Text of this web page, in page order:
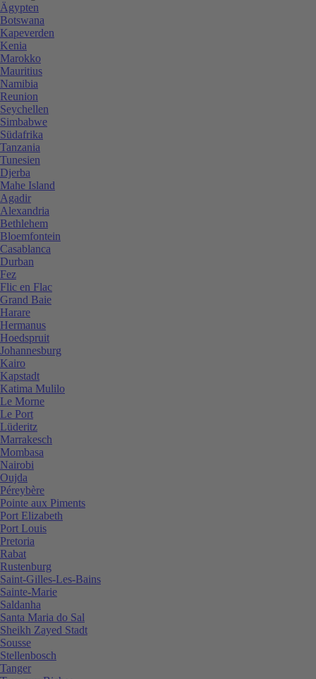
Ägypten
Botswana
Kapeverden
Kenia
Marokko
Mauritius
Namibia
Reunion
Seychellen
Simbabwe
Südafrika
Tanzania
Tunesien
Djerba
Mahe Island
Agadir
Alexandria
Bethlehem
Bloemfontein
Casablanca
Durban
Fez
Flic en Flac
Grand Baie
Harare
Hermanus
Hoedspruit
Johannesburg
Kairo
Kapstadt
Katima Mulilo
Le Morne
Le Port
Lüderitz
Marrakesch
Mombasa
Nairobi
Oujda
Péreybère
Pointe aux Piments
Port Elizabeth
Port Louis
Pretoria
Rabat
Rustenburg
Saint-Gilles-Les-Bains
Sainte-Marie
Saldanha
Santa Maria do Sal
Sheikh Zayed Stadt
Sousse
Stellenbosch
Tanger